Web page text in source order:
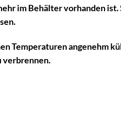
im Behälter vorhanden ist.
Temperaturen angenehm
verbrennen.